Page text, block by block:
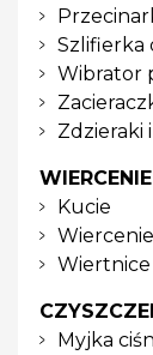
Szlifierka
Wibrator
Zdzieraki
Kucie
Wiercenie
Myjka